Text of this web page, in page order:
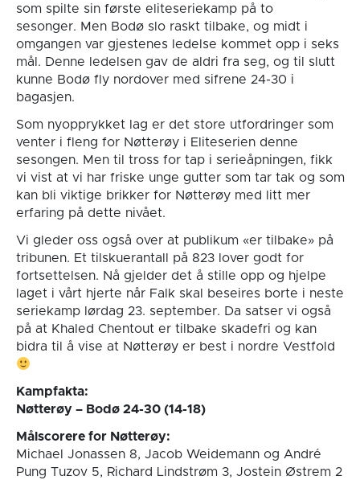
som spilte sin første eliteseriekamp på to
sesonger. Men Bodø slo raskt tilbake, og midt i
omgangen var gjestenes ledelse kommet opp i seks
mål. Denne ledelsen gav de aldri fra seg, og til slutt
kunne Bodø fly nordover med sifrene 24-30 i
bagasjen.
Som nyopprykket lag er det store utfordringer som
venter i fleng for Nøtterøy i Eliteserien denne
sesongen. Men til tross for tap i serieåpningen, fikk
vi vist at vi har friske unge gutter som tar tak og som
kan bli viktige brikker for Nøtterøy med litt mer
erfaring på dette nivået.
Vi gleder oss også over at publikum «er tilbake» på
tribunen. Et tilskuerantall på 823 lover godt for
fortsettelsen. Nå gjelder det å stille opp og hjelpe
laget i vårt hjerte når Falk skal beseires borte i neste
seriekamp lørdag 23. september. Da satser vi også
på at Khaled Chentout er tilbake skadefri og kan
bidra til å vise at Nøtterøy er best i nordre Vestfold
Kampfakta:
Nøtterøy – Bodø 24-30 (14-18)
Målscorere for Nøtterøy:
Michael Jonassen 8, Jacob Weidemann og André
Pung Tuzov 5, Richard Lindstrøm 3, Jostein Østrem 2